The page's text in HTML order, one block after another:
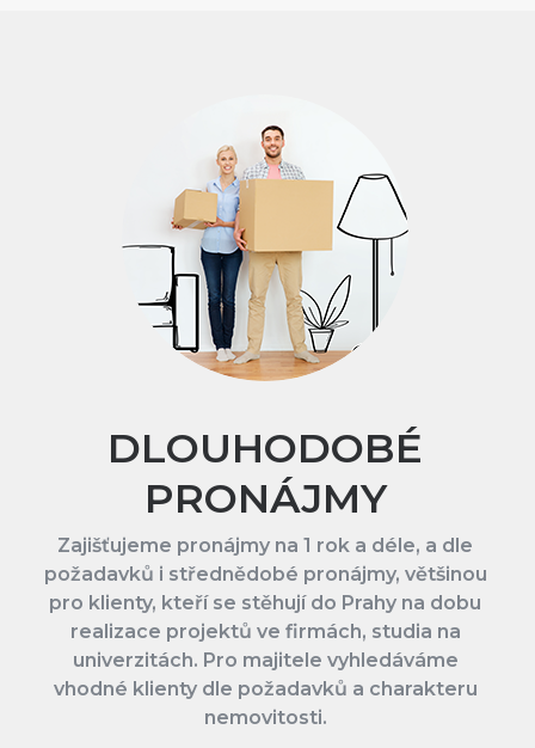
DLOUHODOBÉ
PRONÁJMY
Zajišťujeme pronájmy na 1 rok a déle, a dle
požadavků i střednědobé pronájmy, většinou
pro klienty, kteří se stěhují do Prahy na dobu
realizace projektů ve firmách, studia na
univerzitách. Pro majitele vyhledáváme
vhodné klienty dle požadavků a charakteru
nemovitosti.